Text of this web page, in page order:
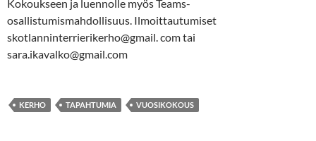
Kokoukseen ja luennolle myös Teams-
osallistumismahdollisuus. Ilmoittautumiset
skotlanninterrierikerho@gmail. com tai
sara.ikavalko@gmail.com
KERHO TAPAHTUMIA VUOSIKOKOUS